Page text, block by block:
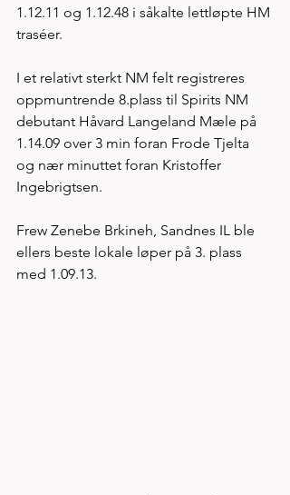
1.12.11 og 1.12.48 i såkalte lettløpte HM
traséer.
I et relativt sterkt NM felt registreres
oppmuntrende 8.plass til Spirits NM
debutant Håvard Langeland Mæle på
1.14.09 over 3 min foran Frode Tjelta
og nær minuttet foran Kristoffer
Ingebrigtsen.
Frew Zenebe Brkineh, Sandnes IL ble
ellers beste lokale løper på 3. plass
med 1.09.13.